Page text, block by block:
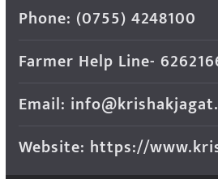
Phone: (0755) 4248100
Farmer Help Line-
Email:
Website: https://